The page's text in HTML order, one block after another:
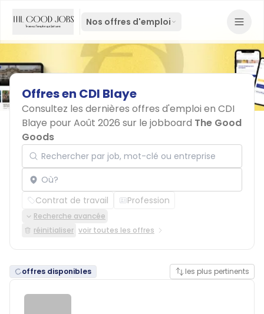
Nos offres d'emploi
Offresen CDI Blaye
Consultez les dernières offres d'emploi en CDI
Blaye pour Août 2026 sur le jobboard The Good
Goods
Rechercher par job, mot-clé ou entreprise
Localisation
Contrat de travail Profession
Recherche avancée
réinitialiser voir toutes les offres
offres disponibles les plus pertinents